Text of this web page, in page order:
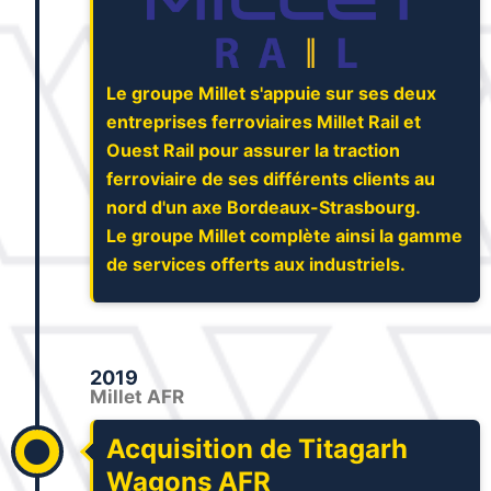
Le groupe Millet s'appuie sur ses deux
entreprises ferroviaires Millet Rail et
Ouest Rail pour assurer la traction
ferroviaire de ses différents clients au
nord d'un axe Bordeaux-Strasbourg.
Le groupe Millet complète ainsi la gamme
de services offerts aux industriels.
2019
Millet AFR
Acquisition de Titagarh
Wagons AFR